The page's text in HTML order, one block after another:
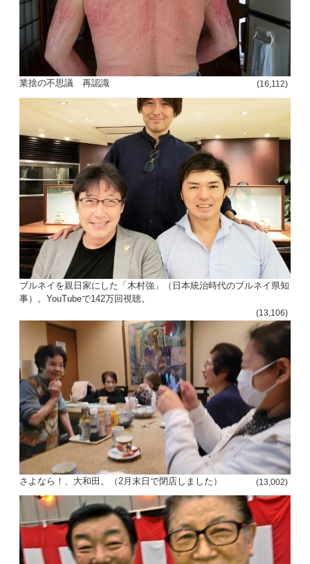
業捨の不思議 再認識 (16,112)
ブルネイを親日家にした「木村強」（日本統治時代のブルネイ県知
事）。YouTubeで142万回視聴。
(13,106)
さよなら！、大和田。（2月末日で閉店しました） (13,002)